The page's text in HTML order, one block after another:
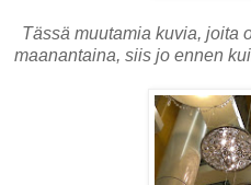
Tässä muutamia kuvia, joita
maanantaina, siis jo ennen